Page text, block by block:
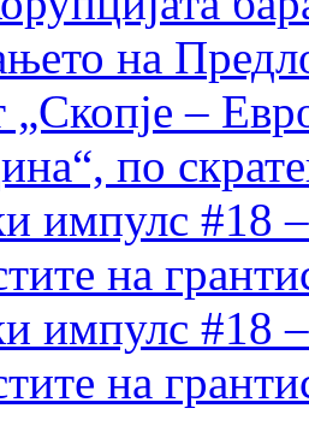
на
„Скопје –
по
импулс #18
на
импулс #18
на